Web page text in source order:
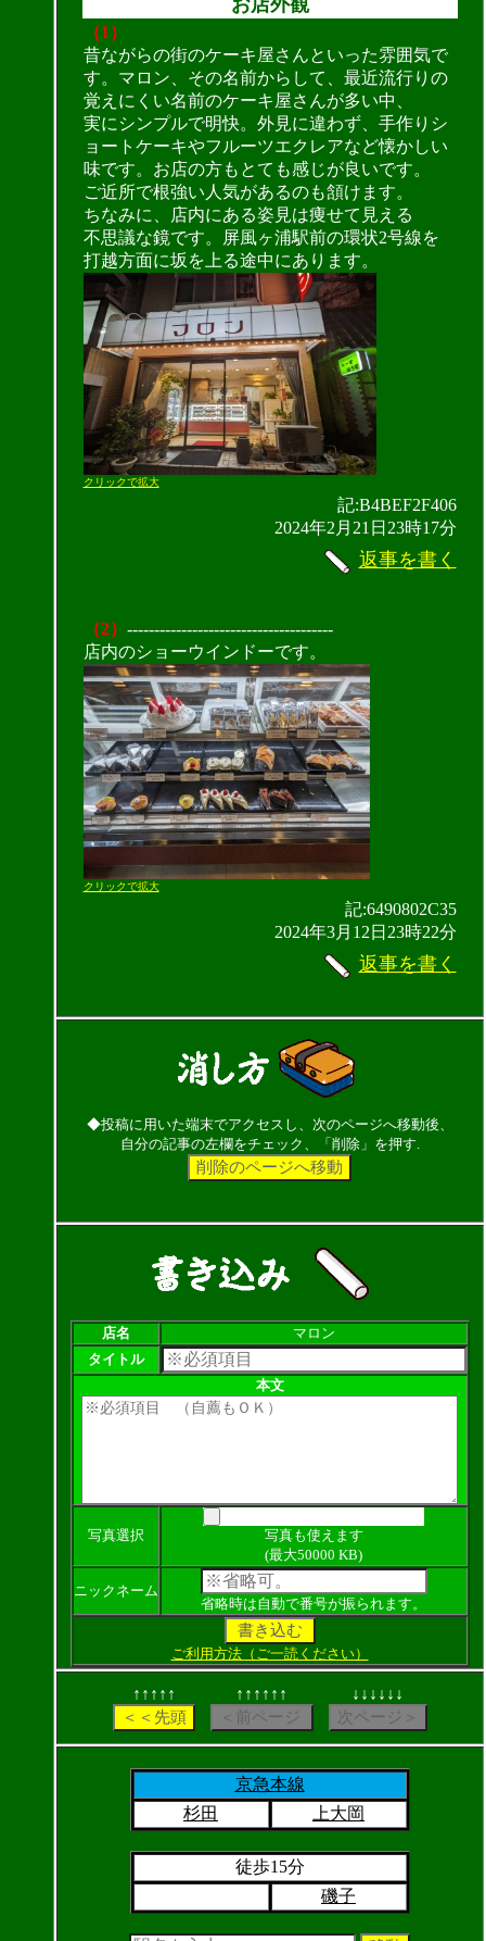
お店外観
（1）
昔ながらの街のケーキ屋さんといった雰囲気で
す。マロン、その名前からして、最近流行りの
覚えにくい名前のケーキ屋さんが多い中、
実にシンプルで明快。外見に違わず、手作りシ
ョートケーキやフルーツエクレアなど懐かしい
味です。お店の方もとても感じが良いです。
ご近所で根強い人気があるのも頷けます。
ちなみに、店内にある姿見は痩せて見える
不思議な鏡です。屏風ヶ浦駅前の環状2号線を
打越方面に坂を上る途中にあります。
クリックで拡大
記:B4BEF2F406
2024年2月21日23時17分
返事を書く
（2） --------------------------------------
店内のショーウインドーです。
クリックで拡大
記:6490802C35
2024年3月12日23時22分
返事を書く
◆投稿に用いた端末でアクセスし、次のページへ移動後、
自分の記事の左欄をチェック、「削除」を押す.
店名
マロン
タイトル
本文
写真選択
写真も使えます
(最大50000 KB)
ニックネーム
省略時は自動で番号が振られます。
ご利用方法（ご一読ください）
↑↑↑↑↑ ↑↑↑↑↑↑ ↓↓↓↓↓↓
京急本線
杉田
上大岡
徒歩15分
磯子